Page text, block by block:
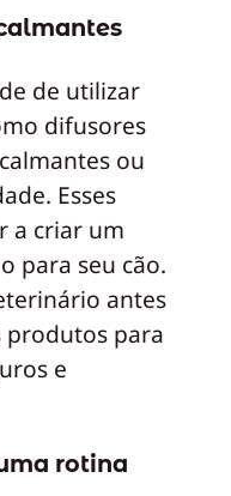
de utilizar
difusores
ou
Esses
a criar um
para seu cão.
antes
para
e
rotina